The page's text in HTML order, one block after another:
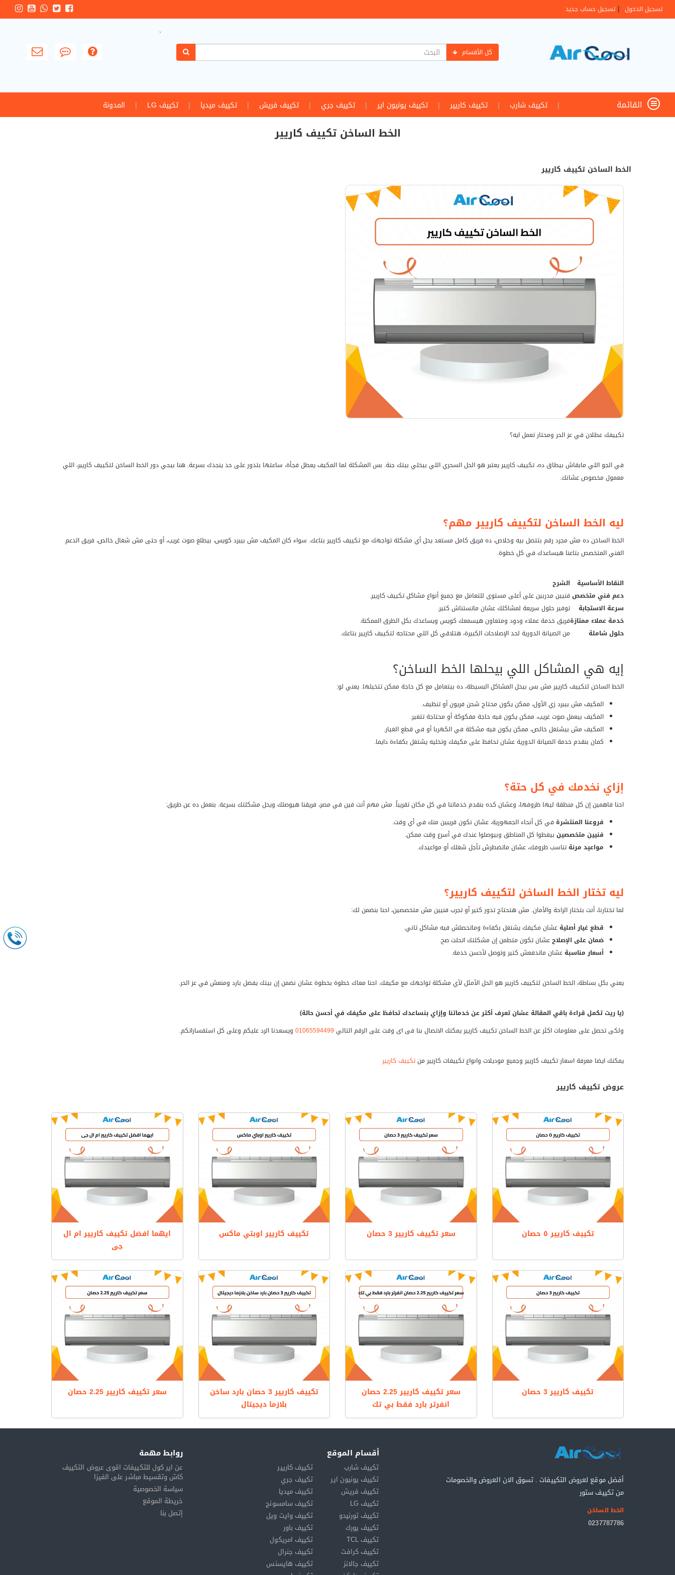
تسجيل الدخول | تسجيل حساب جديد
كل الأقسام
`
القائمة | تكييف شارب | تكييف كاريير | تكييف يونيون اير | تكييف جري | تكييف فريش | تكييف ميديا | تكييف LG | المدونة
الخط الساخن تكييف كاريير
الخط الساخن تكييف كاريير
تكييفك عطلان في عز الحر ومحتار تعمل ايه؟
في الجو اللي مابقاش بيطاق ده، تكييف كاريير يعتبر هو الحل السحري اللي بيخلي بيتك جنة. بس المشكلة لما المكيف يعطل فجأة، ساعتها بتدور على حد ينجدك بسرعة. هنا بيجي دور الخط الساخن لتكييف كاريير، اللي
معمول مخصوص عشانك.
ليه الخط الساخن لتكييف كاريير مهم؟
الخط الساخن ده مش مجرد رقم بتتصل بيه وخلاص، ده فريق كامل مستعد يحل أي مشكلة تواجهك مع تكييف كاريير بتاعك. سواء كان المكيف مش بيبرد كويس، بيطلع صوت غريب، أو حتى مش شغال خالص، فريق الدعم
الفني المتخصص بتاعنا هيساعدك في كل خطوة.
النقاط الأساسية
الشرح
دعم فني متخصص فنيين مدربين على أعلى مستوى للتعامل مع جميع أنواع مشاكل تكييف كاريير.
سرعة الاستجابة
توفير حلول سريعة لمشاكلك عشان ماتستناش كتير.
خدمة عملاء ممتازةفريق خدمة عملاء ودود ومتعاون هيسمعك كويس ويساعدك بكل الطرق الممكنة.
حلول شاملة
من الصيانة الدورية لحد الإصلاحات الكبيرة، هتلاقي كل اللي محتاجه لتكييف كاريير بتاعك.
إيه هي المشاكل اللي بيحلها الخط الساخن؟
الخط الساخن لتكييف كاريير مش بس بيحل المشاكل البسيطة، ده بيتعامل مع كل حاجة ممكن تتخيلها. يعني لو:
المكيف مش بيبرد زي الأول، ممكن يكون محتاج شحن فريون أو تنظيف.
المكيف بيعمل صوت غريب، ممكن يكون فيه حاجة مفكوكة أو محتاجة تتغير.
المكيف مش بيشتغل خالص، ممكن يكون فيه مشكلة في الكهربا أو في قطع الغيار.
كمان بنقدم خدمة الصيانة الدورية عشان تحافظ على مكيفك وتخليه يشتغل بكفاءة دايما.
إزاي نخدمك في كل حتة؟
احنا فاهمين إن كل منطقة ليها ظروفها، وعشان كده بنقدم خدماتنا في كل مكان تقريباً. مش مهم أنت فين في مصر، فريقنا هيوصلك ويحل مشكلتك بسرعة. بنعمل ده عن طريق:
فروعنا المنتشرة في كل أنحاء الجمهورية، عشان نكون قريبين منك في أي وقت.
فنيين متخصصين بيغطوا كل المناطق وبيوصلوا عندك في أسرع وقت ممكن.
مواعيد مرنةتناسب ظروفك، عشان ماتضطرش تأجل شغلك أو مواعيدك.
ليه تختار الخط الساخن لتكييف كاريير؟
لما تختارنا، أنت بتختار الراحة والأمان. مش هتحتاج تدور كتير أو تجرب فنيين مش متخصصين، احنا بنضمن لك:
قطع غيار أصليةعشان مكيفك يشتغل بكفاءة وماتحصلش فيه مشاكل تاني.
ضمان على الإصلاحعشان تكون متطمن إن مشكلتك اتحلت صح.
أسعار مناسبةعشان ماتدفعش كتير وتوصل لأحسن خدمة.
يعني بكل بساطة، الخط الساخن لتكييف كاريير هو الحل الأمثل لأي مشكلة تواجهك مع مكيفك. احنا معاك خطوة بخطوة عشان نضمن إن بيتك يفضل بارد ومنعش في عز الحر.
(يا ريت تكمل قراءة باقي المقالة عشان تعرف أكتر عن خدماتنا وإزاي بنساعدك تحافظ على مكيفك في أحسن حالة)
ولكى تحصل على معلومات اكثر عن الخط الساخن تكييف كاريير يمكنك الاتصال بنا فى اى وقت على الرقم التالي 01065594499 ويسعدنا الرد عليكم وعلى كل استفساراتكم.
يمكنك ايضا معرفة اسعار تكييف كاريير وجميع موديلات وانواع تكييفات كاريير منتكييف كاريير
عروض تكييف كاريير
تكييف كاريير ٥ حصان سعر تكييف كاريير 3 حصان تكييف كاريير اوبتي ماكس
ايهما افضل تكييف كاريير ام ال
جى
تكييف كاريير 3 حصان
سعر تكييف كاريير 2.25 حصان
انفرتر بارد فقط بي تك
تكييف كاريير 3 حصان بارد ساخن
بلازما ديجيتال
سعر تكييف كاريير 2.25 حصان
أفضل موقع لعروض التكييفات . تسوق الان العروض والخصومات
من تكييف ستور
الخط الساخن
0237787786
أقسام الموقع
تكييف شارب
تكييف كاريير
تكييف يونيون اير
تكييف جري
تكييف فريش
تكييف ميديا
تكييف LG
تكييف سامسونج
تكييف تورنيدو
تكييف وايت ويل
تكييف يورك
تكييف باور
تكييف TCL
تكييف امريكول
تكييف كرافت
تكييف جنرال
تكييف جالانز
تكييف هايسنس
روابط مهمة
عن اير كول للتكييفات اقوى عروض التكييف
كاش وتقسيط مباشر على الفيزا
سياسة الخصوصية
خريطة الموقع
إتصل بنا